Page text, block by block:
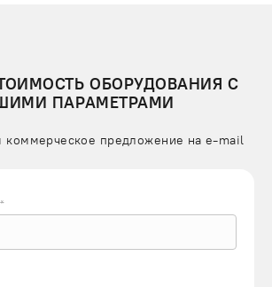
ОБОРУДОВАНИЯ С
ПАРАМЕТРАМИ
предложение на e-mail